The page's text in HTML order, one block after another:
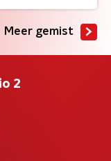
Meer gemist
2